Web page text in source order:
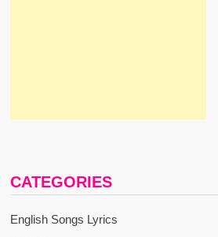
CATEGORIES
English Songs Lyrics